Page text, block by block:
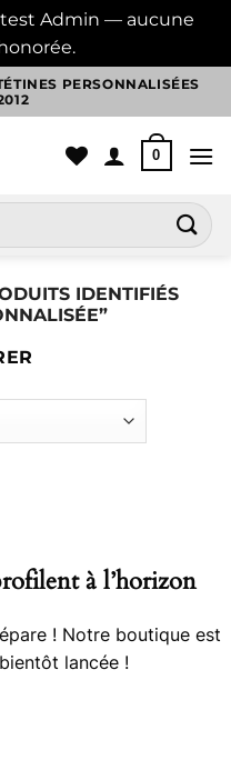
Admin — aucune
PERSONNALISÉES
0
IDENTIFIÉS
à l’horizon
! Notre boutique est
lancée !